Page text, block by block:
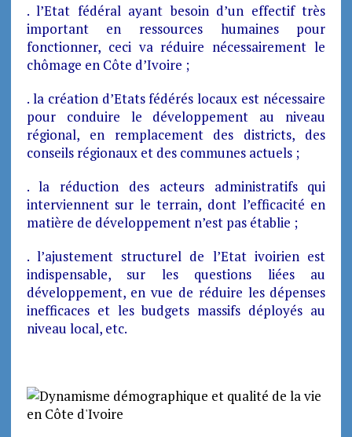
. l’Etat fédéral ayant besoin d’un effectif très
important en ressources humaines pour
fonctionner, ceci va réduire nécessairement le
chômage en Côte d’Ivoire ;
. la création d’Etats fédérés locaux est nécessaire
pour conduire le développement au niveau
régional, en remplacement des districts, des
conseils régionaux et des communes actuels ;
. la réduction des acteurs administratifs qui
interviennent sur le terrain, dont l’efficacité en
matière de développement n’est pas établie ;
. l’ajustement structurel de l’Etat ivoirien est
indispensable, sur les questions liées au
développement, en vue de réduire les dépenses
inefficaces et les budgets massifs déployés au
niveau local, etc.